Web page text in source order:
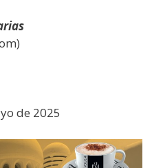
de 2025